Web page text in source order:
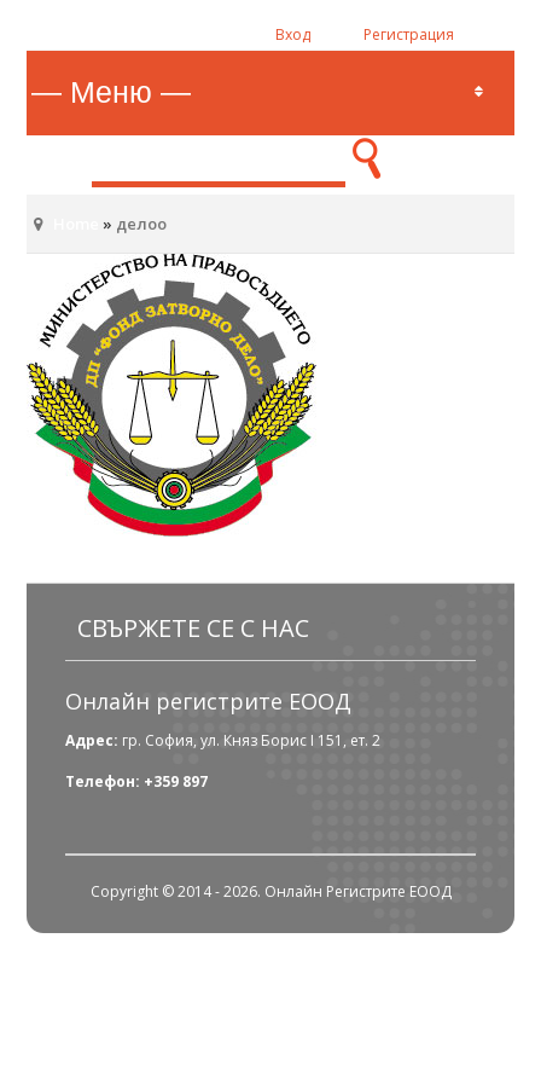
Вход Регистрация
» делоо
СВЪРЖЕТЕ СЕ С НАС
Онлайн регистрите ЕООД
Адрес: гр. София, ул. Княз Борис I 151, ет. 2
Телефон: +359 897
Copyright © 2014 - 2026. Онлайн Регистрите ЕООД